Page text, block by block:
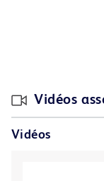
Vidéos
Vidéos